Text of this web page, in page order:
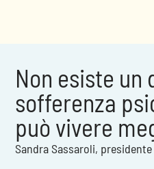
Non esiste un
sofferenza
può vivere
Sandra Sassaroli,